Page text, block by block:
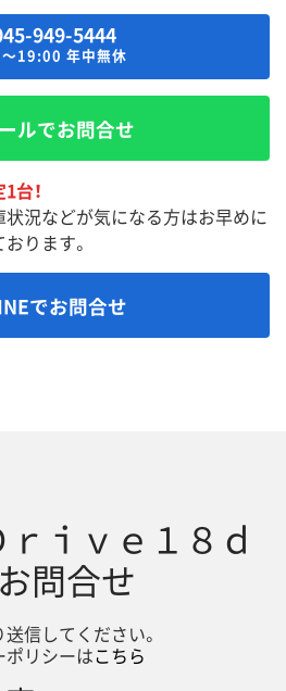
949-5444
19:00 年中無休
ルでお問合せ
台！
況などが気になる方はお早めに
ります。
でお問合せ
ｒｉｖｅ１８ｄ
問合せ
信してください。
ポリシーはこちら